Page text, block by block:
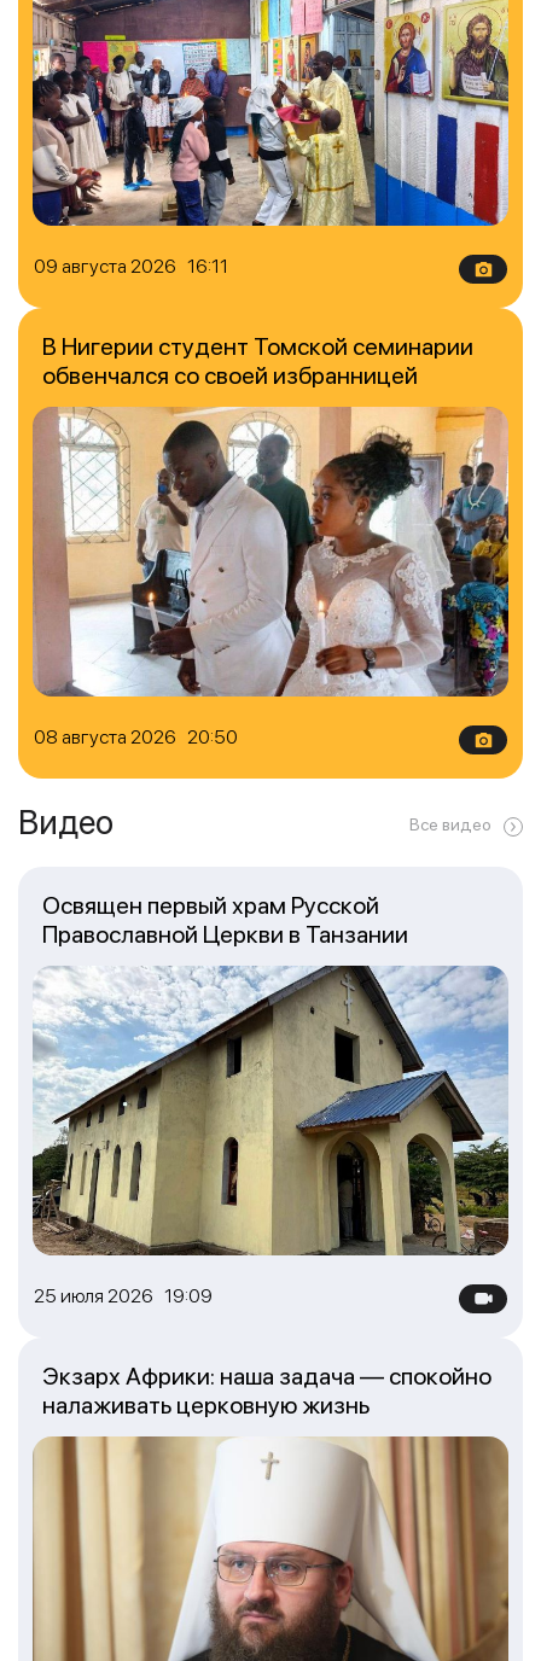
09 августа 2026 16:11
08 августа 2026 20:50
В Нигерии студент Томской семинарии
обвенчался со своей избранницей
Видео Все видео
25 июля 2026 19:09
Освящен первый храм Русской
Православной Церкви в Танзании
Экзарх Африки: наша задача — спокойно
налаживать церковную жизнь